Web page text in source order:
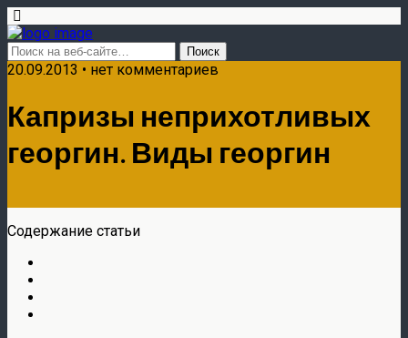
20.09.2013 • нет комментариев
Капризы неприхотливых
георгин. Виды георгин
Содержание статьи